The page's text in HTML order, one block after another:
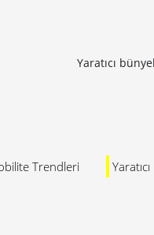
Yaratıcı
Trendleri